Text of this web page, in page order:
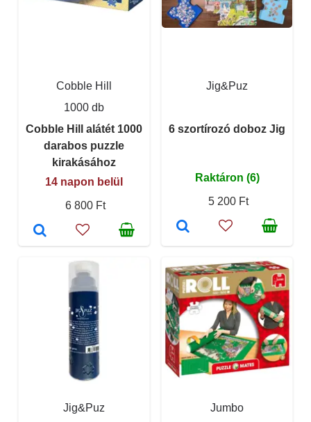
Cobble Hill
1000 db
Cobble Hill alátét 1000
darabos puzzle
kirakásához
14 napon belül
6 800 Ft
Jig&Puz
6 szortírozó doboz Jig
Raktáron (6)
5 200 Ft
Jig&Puz Jumbo